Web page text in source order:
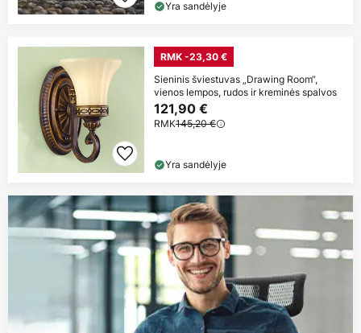
Yra sandėlyje
RMK -23,30 €
Sieninis šviestuvas „Drawing Room“,
vienos lempos, rudos ir kreminės spalvos
121,90 €
RMK145,20 €
Yra sandėlyje